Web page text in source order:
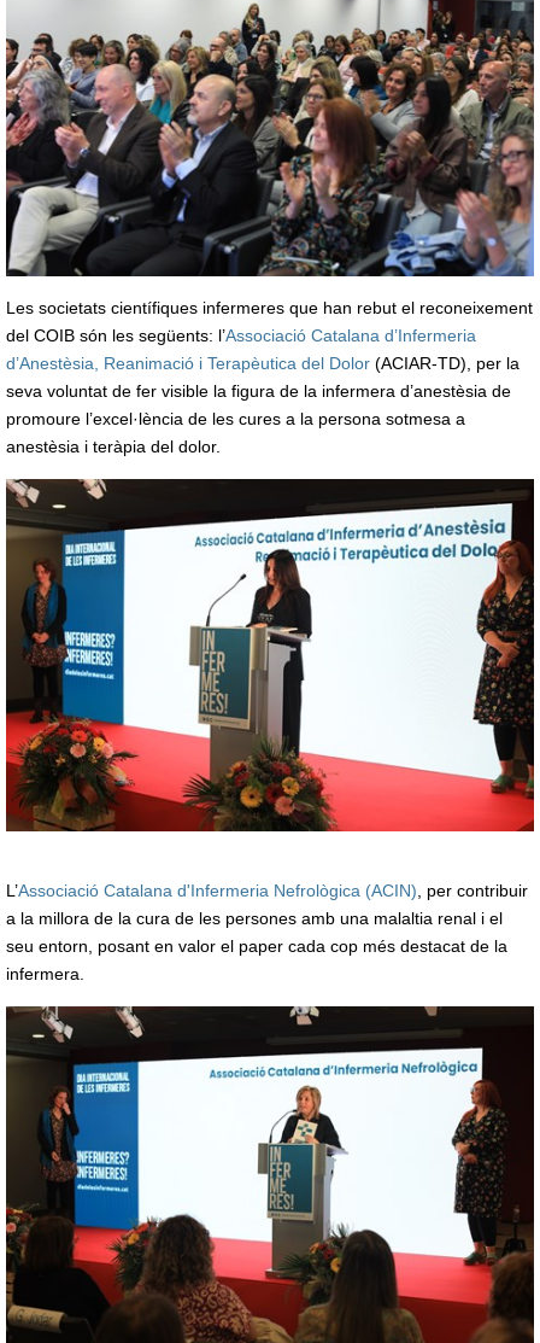
Les societats científiques infermeres que han rebut el reconeixement
del COIB són les següents: l’Associació Catalana d’Infermeria
d’Anestèsia, Reanimació i Terapèutica del Dolor (ACIAR-TD), per la
seva voluntat de fer visible la figura de la infermera d’anestèsia de
promoure l’excel·lència de les cures a la persona sotmesa a
anestèsia i teràpia del dolor.
L’Associació Catalana d'Infermeria Nefrològica (ACIN), per contribuir
a la millora de la cura de les persones amb una malaltia renal i el
seu entorn, posant en valor el paper cada cop més destacat de la
infermera.